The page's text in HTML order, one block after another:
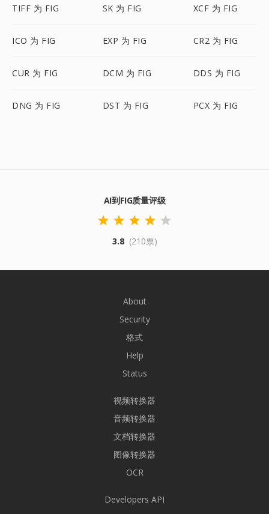
TIFF 为 FIG SK 为 FIG XCF 为 FIG
ICO 为 FIG EXP 为 FIG CR2 为 FIG
CUR 为 FIG DCM 为 FIG DDS 为 FIG
DNG 为 FIG DST 为 FIG PCX 为 FIG
AI到FIG质量评级
3.8 (210票)
About
Security
格式
Help
Status
视频转换器
音频转换器
文档转换器
图像转换器
OCR
Developers API